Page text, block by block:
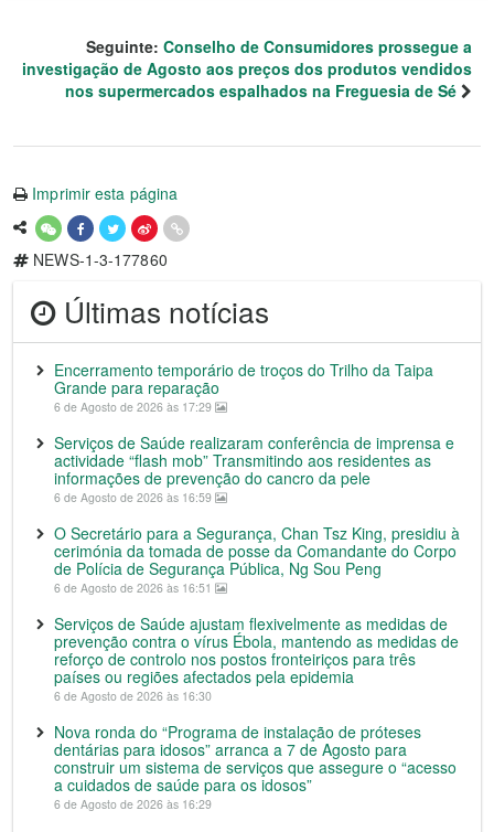
Seguinte: Conselho de Consumidores prossegue a
investigação de Agosto aos preços dos produtos vendidos
nos supermercados espalhados na Freguesia de Sé
Imprimir esta página
NEWS-1-3-177860
Últimas notícias
Encerramento temporário de troços do Trilho da Taipa
Grande para reparação
6 de Agosto de 2026 às 17:29
Serviços de Saúde realizaram conferência de imprensa e
actividade “flash mob” Transmitindo aos residentes as
informações de prevenção do cancro da pele
6 de Agosto de 2026 às 16:59
O Secretário para a Segurança, Chan Tsz King, presidiu à
cerimónia da tomada de posse da Comandante do Corpo
de Polícia de Segurança Pública, Ng Sou Peng
6 de Agosto de 2026 às 16:51
Serviços de Saúde ajustam flexivelmente as medidas de
prevenção contra o vírus Ébola, mantendo as medidas de
reforço de controlo nos postos fronteiriços para três
países ou regiões afectados pela epidemia
6 de Agosto de 2026 às 16:30
Nova ronda do “Programa de instalação de próteses
dentárias para idosos” arranca a 7 de Agosto para
construir um sistema de serviços que assegure o “acesso
a cuidados de saúde para os idosos”
6 de Agosto de 2026 às 16:29